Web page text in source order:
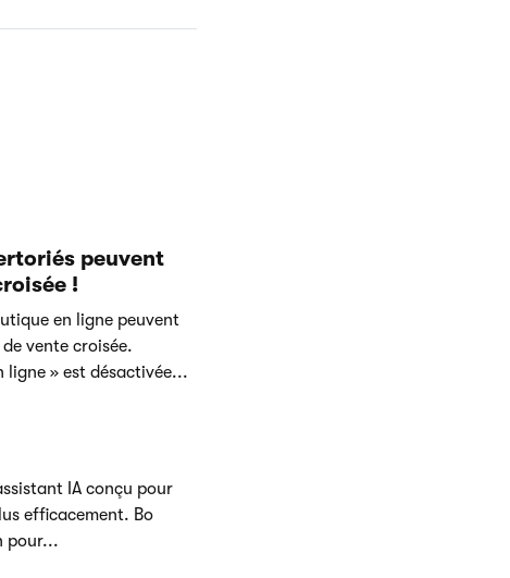
peuvent
!
en ligne peuvent
vente croisée.
ligne » est désactivée...
IA conçu pour
efficacement. Bo
pour...